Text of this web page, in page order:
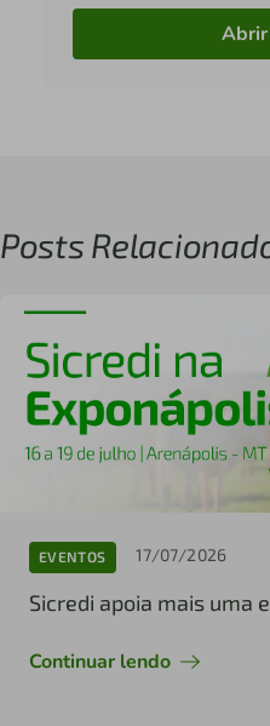
Posts
EVENTOS 17/07/2026
Sicredi apoia mais uma
Continuar lendo